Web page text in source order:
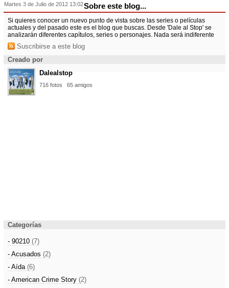
Martes 3 de Julio de 2012 13:02Sobre este blog...
Si quieres conocer un nuevo punto de vista sobre las series o películas
actuales y del pasado este es el blog que buscas. Desde 'Dale al Stop' se
analizarán diferentes capítulos, series o personajes. Nada será indiferente
Suscribirse a este blog
Creado por
Dalealstop
716 fotos 65 amigos
Categorías
- 90210 (7)
- Acusados (2)
- Aída (6)
- American Crime Story (2)